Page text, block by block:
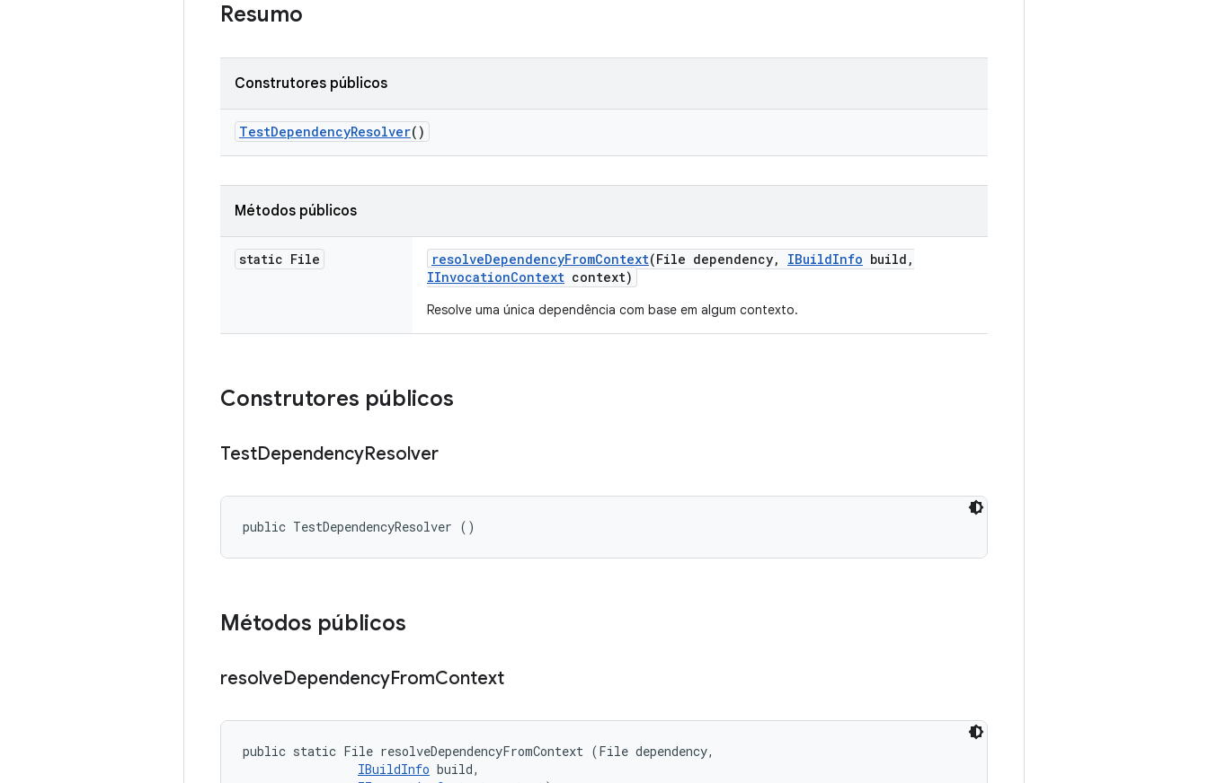
Resumo
Construtores públicos
TestDependencyResolver()
Métodos públicos
static File resolveDependencyFromContext(File dependency, IBuildInfo build ,
IInvocationContext context)
Resolve uma única dependência com base em algum contexto.
Construtores públicos
TestDependencyResolver
public TestDependencyResolver ()
Métodos públicos
resolveDependencyFromContext
public static File resolveDependencyFromContext (File dependency,
IBuildInfo build,